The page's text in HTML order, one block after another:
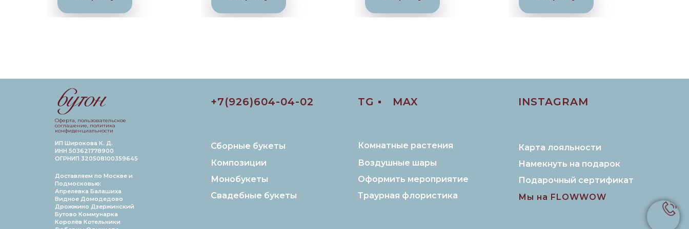
ИП Широкова К. Д.
ИНН 503621778900
ОГРНИП 320508100359645
Доставляем по Москве и
Подмосковью:
Апрелевка Балашиха
Видное Домодедово
Дрожжино Дзержинский
Бутово Коммунарка
Королёв Котельники
Свадебные букеты
Композиции
Монобукеты
Сборные букеты
Комнатные растения
Воздушные шары
Траурная флористика
Оформить мероприятие Подарочный сертификат
Намекнуть на подарок
Карта лояльности
+7(926)604-04-02 TG ▪️
Мы на FLOWWOW
INSTAGRAM
MAX
Оферта, пользовательское
соглашение, политика
конфиденциальности